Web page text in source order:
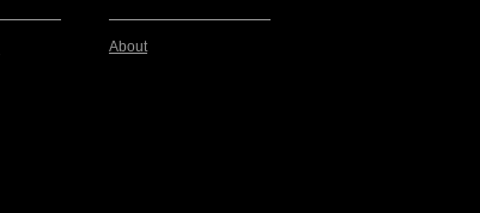
About